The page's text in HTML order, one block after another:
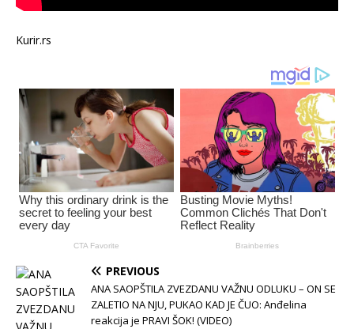
Kurir.rs
PREVIOUS
ANA SAOPŠTILA ZVEZDANU VAŽNU ODLUKU – ON SE
ZALETIO NA NJU, PUKAO KAD JE ČUO: Anđelina
reakcija je PRAVI ŠOK! (VIDEO)